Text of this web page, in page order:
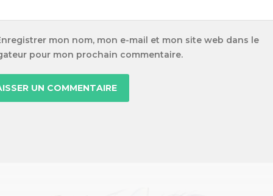
mon nom, mon e-mail et mon site web dans le
pour mon prochain commentaire.